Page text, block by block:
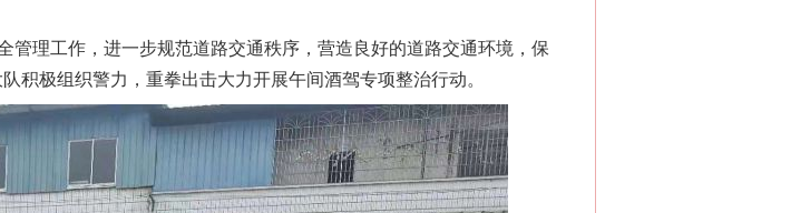
管理工作，进一步规范道路交通秩序，营造良好的道路交通环境，保
积极组织警力，重拳出击大力开展午间酒驾专项整治行动。